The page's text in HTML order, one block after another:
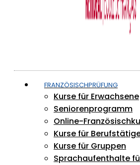
FRANZÖSISCHPRÜFUNG
Kurse für Erwachsene
Seniorenprogramm
Online-
Kurse für
Kurse für Gruppen
Sprachaufenthalte